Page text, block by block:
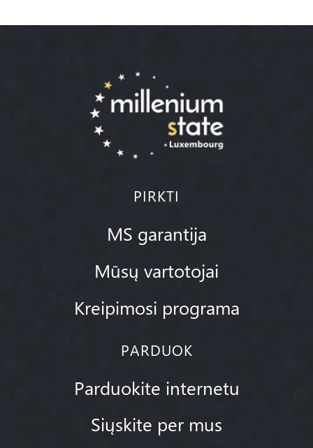
PIRKTI
MS garantija
Mūsų vartotojai
Kreipimosi programa
PARDUOK
Parduokite internetu
Siųskite per mus